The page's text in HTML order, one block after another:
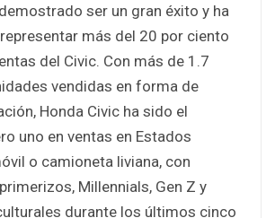
ser un gran éxito y ha
más del 20 por ciento
del Civic. Con más de 1.7
vendidas en forma de
Honda Civic ha sido el
uno en ventas en Estados
o camioneta liviana, con
Millennials, Gen Z y
durante los últimos cinco